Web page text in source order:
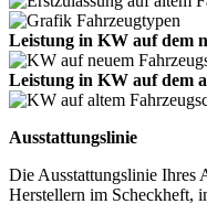
Leistung in KW auf dem
Leistung in KW auf dem
Ausstattungslinie
Die Ausstattungslinie Ihres
Herstellern im Scheckheft,